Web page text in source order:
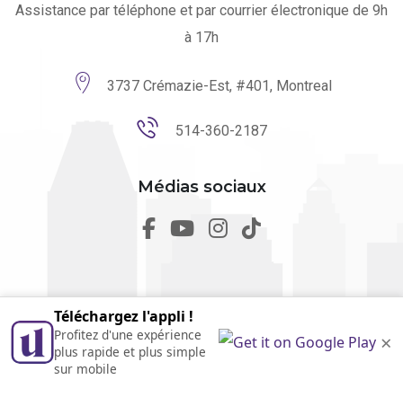
Assistance par téléphone et par courrier électronique de 9h
à 17h
3737 Crémazie-Est, #401, Montreal
514-360-2187
Médias sociaux
© 2026 utilmo. Tous droits réservés par Marketing Websites.
Téléchargez l'appli !
Profitez d'une expérience
plus rapide et plus simple
sur mobile
×